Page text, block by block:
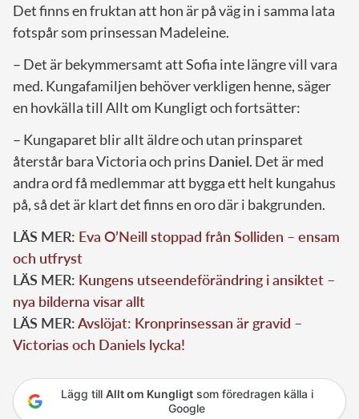
Det finns en fruktan att hon är på väg in i samma lata
fotspår som prinsessan Madeleine.
– Det är bekymmersamt att Sofia inte längre vill vara
med. Kungafamiljen behöver verkligen henne, säger
en hovkälla till Allt om Kungligt och fortsätter:
– Kungaparet blir allt äldre och utan prinsparet
återstår bara Victoria och prins Daniel. Det är med
andra ord få medlemmar att bygga ett helt kungahus
på, så det är klart det finns en oro där i bakgrunden.
LÄS MER: Eva O’Neill stoppad från Solliden – ensam
och utfryst
LÄS MER: Kungens utseendeförändring i ansiktet –
nya bilderna visar allt
LÄS MER:Avslöjat: Kronprinsessan är gravid –
Victorias och Daniels lycka!
Lägg till Allt om Kungligtsom föredragen källa i
Google